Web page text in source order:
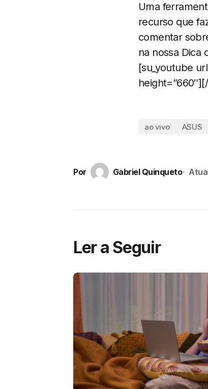
Uma
recurso que
comentar
na nossa Dica
[su_youtube
ao vivo ASUS
Por Gabriel Quinqueto
Ler a Seguir